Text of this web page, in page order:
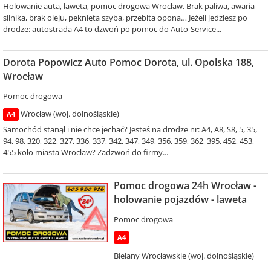
Holowanie auta, laweta, pomoc drogowa Wrocław. Brak paliwa, awaria
silnika, brak oleju, peknięta szyba, przebita opona… Jeżeli jedziesz po
drodze: autostrada A4 to dzwoń po pomoc do Auto-Service...
Dorota Popowicz Auto Pomoc Dorota, ul. Opolska 188,
Wrocław
Pomoc drogowa
A4
Wrocław (woj. dolnośląskie)
Samochód stanął i nie chce jechać? Jesteś na drodze nr: A4, A8, S8, 5, 35,
94, 98, 320, 322, 327, 336, 337, 342, 347, 349, 356, 359, 362, 395, 452, 453,
455 koło miasta Wrocław? Zadzwoń do firmy...
Pomoc drogowa 24h Wrocław -
holowanie pojazdów - laweta
Pomoc drogowa
A4
Bielany Wrocławskie (woj. dolnośląskie)